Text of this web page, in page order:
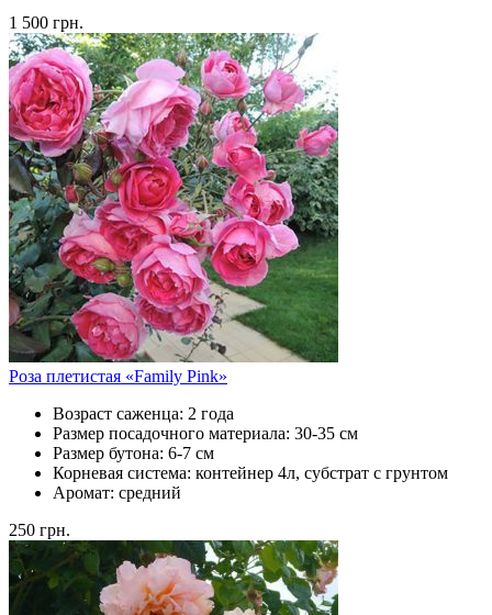
1 500 грн.
Роза плетистая «Family Pink»
Возраст саженца: 2 года
Размер посадочного материала: 30-35 см
Размер бутона: 6-7 см
Корневая система: контейнер 4л, субстрат с грунтом
Аромат: средний
250 грн.